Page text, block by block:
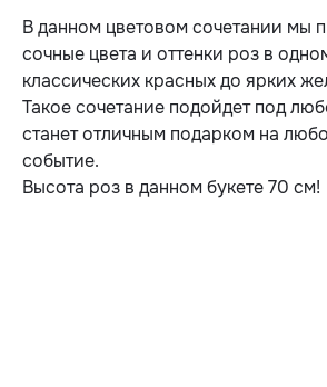
В данном цветовом сочетании мы
сочные цвета и оттенки роз в
классических красных до ярких
Такое сочетание подойдет под
станет отличным подарком на
событие.
Высота роз в данном букете 70 см!